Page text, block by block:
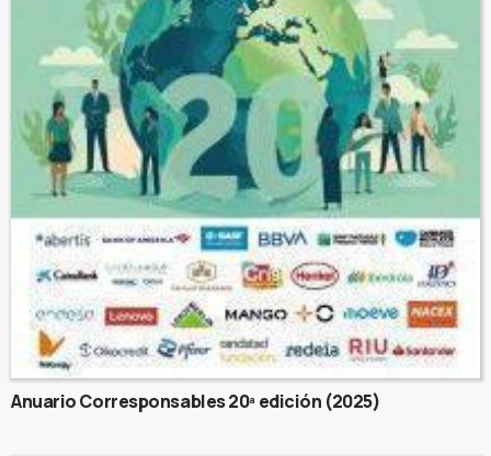
Anuario Corresponsables 20ª edición (2025)